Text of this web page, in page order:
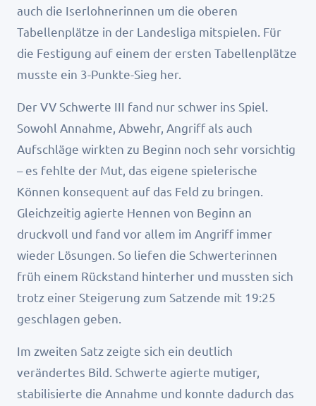
auch die Iserlohnerinnen um die oberen
Tabellenplätze in der Landesliga mitspielen. Für
die Festigung auf einem der ersten Tabellenplätze
musste ein 3-Punkte-Sieg her.
Der VV Schwerte III fand nur schwer ins Spiel.
Sowohl Annahme, Abwehr, Angriff als auch
Aufschläge wirkten zu Beginn noch sehr vorsichtig
– es fehlte der Mut, das eigene spielerische
Können konsequent auf das Feld zu bringen.
Gleichzeitig agierte Hennen von Beginn an
druckvoll und fand vor allem im Angriff immer
wieder Lösungen. So liefen die Schwerterinnen
früh einem Rückstand hinterher und mussten sich
trotz einer Steigerung zum Satzende mit 19:25
geschlagen geben.
Im zweiten Satz zeigte sich ein deutlich
verändertes Bild. Schwerte agierte mutiger,
stabilisierte die Annahme und konnte dadurch das